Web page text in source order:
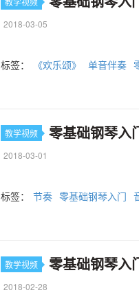
2018-03-05
标签： 《欢乐颂》 单音伴奏
教学视频 零基础钢琴入
2018-03-01
标签： 节奏 零基础钢琴入门
教学视频 零基础钢琴入
2018-02-28